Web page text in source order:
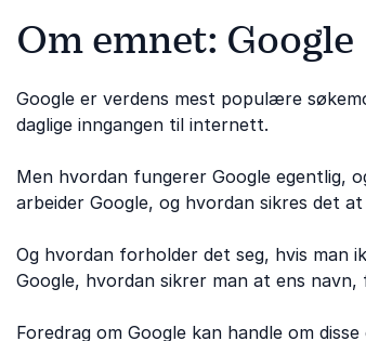
Om emnet: Google
Google er verdens mest populære
daglige inngangen til internett.
Men hvordan fungerer Google egentlig,
arbeider Google, og hvordan sikres det
Og hvordan forholder det seg, hvis man
Google, hvordan sikrer man at ens
Foredrag om Google kan handle om